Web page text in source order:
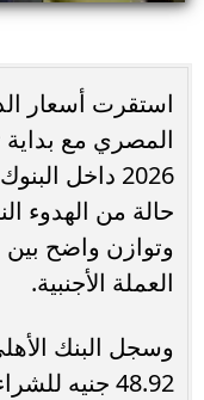
استقرت أسعار
2026 داخل
حالة من الهدوء
وتوازن واضح
العملة الأجنبية.
وسجل البنك